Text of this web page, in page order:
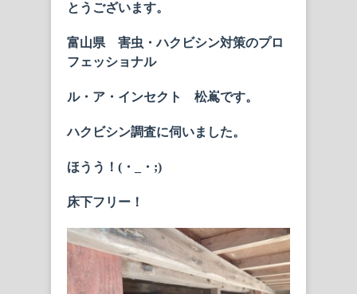
とうございます。
富山県 害虫・ハクビシン対策のプロ
フェッショナル
ル・ア・インセクト 松嶌です。
ハクビシン調査に伺いました。
ほうう！(・_・;)
床下フリー！